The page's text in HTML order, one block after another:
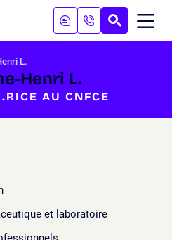
L.
Henri L.
AU CNFCE
et laboratoire